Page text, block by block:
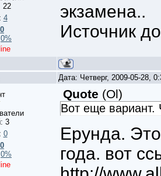
22
4
0
0%
экзамена..
Источник
Дата: Четверг, 2009-05-28,
3
0
0
0%
Quote (Ol)
Вот еще вариант.
Ерунда.
года. вот